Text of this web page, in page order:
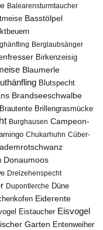
Balearensturmtaucher
Basstölpel
Berglaubsänger
Birkenzeisig
Blaumerle
Blutspecht
Brandseeschwalbe
Brautente Brillengrasmücke
Burghausen Campeon-
Chukarhuhn Cúber-
Donaumoos
Dreizehenspecht
Dupontlerche Düne
Eiderente
Eistaucher Eisvogel
Garten Entenweiher